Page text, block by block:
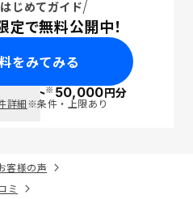
じめてガイド
で無料公開中！
をみてみる
ポイント※50,000円分
詳細※条件・上限あり
客様の声
ミ